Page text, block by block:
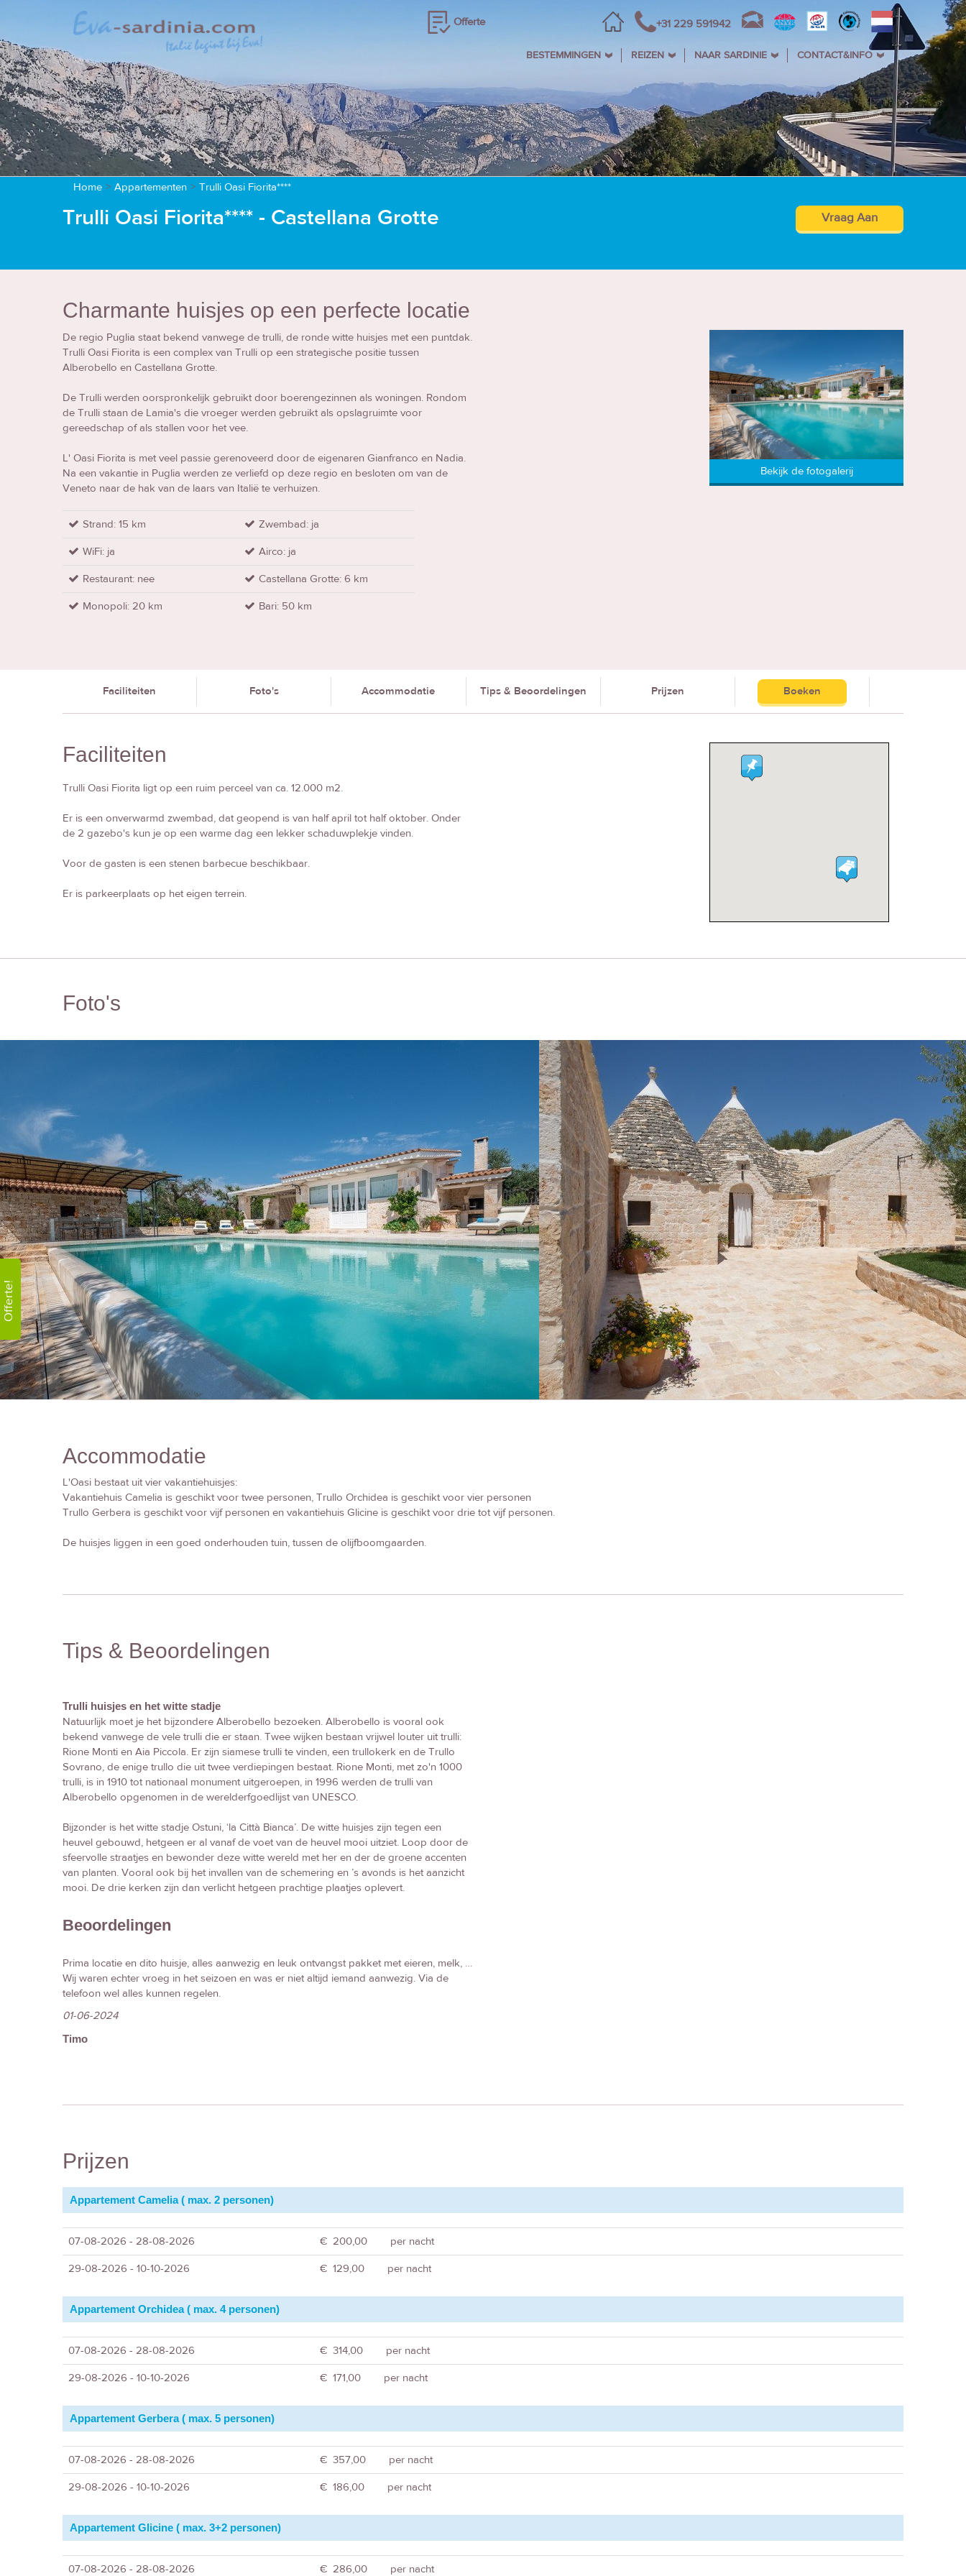
Offerte!
Offerte +31 229 591942
BESTEMMINGEN REIZEN NAAR SARDINIE CONTACT&INFO
Trulli Oasi Fiorita**** - Castellana Grotte Vraag Aan
Home > Appartementen > Trulli Oasi Fiorita****
Charmante huisjes op een perfecte locatie
De regio Puglia staat bekend vanwege de trulli, de ronde witte huisjes met een puntdak.
Trulli Oasi Fiorita is een complex van Trulli op een strategische positie tussen
Alberobello en Castellana Grotte.
De Trulli werden oorspronkelijk gebruikt door boerengezinnen als woningen. Rondom
de Trulli staan de Lamia's die vroeger werden gebruikt als opslagruimte voor
gereedschap of als stallen voor het vee.
L' Oasi Fiorita is met veel passie gerenoveerd door de eigenaren Gianfranco en Nadia.
Na een vakantie in Puglia werden ze verliefd op deze regio en besloten om van de
Veneto naar de hak van de laars van Italië te verhuizen.
Strand: 15 km
Zwembad: ja
WiFi: ja
Airco: ja
Restaurant: nee
Castellana Grotte: 6 km
Monopoli: 20 km
Bari: 50 km
Bekijk de fotogalerij
Faciliteiten Foto's Accommodatie Tips & Beoordelingen Prijzen Boeken
Faciliteiten
Trulli Oasi Fiorita ligt op een ruim perceel van ca. 12.000 m2.
Er is een onverwarmd zwembad, dat geopend is van half april tot half oktober. Onder
de 2 gazebo's kun je op een warme dag een lekker schaduwplekje vinden.
Voor de gasten is een stenen barbecue beschikbaar.
Er is parkeerplaats op het eigen terrein.
Foto's
Accommodatie
L'Oasi bestaat uit vier vakantiehuisjes:
Vakantiehuis Camelia is geschikt voor twee personen, Trullo Orchidea is geschikt voor vier personen
Trullo Gerbera is geschikt voor vijf personen en vakantiehuis Glicine is geschikt voor drie tot vijf personen.
De huisjes liggen in een goed onderhouden tuin, tussen de olijfboomgaarden.
Tips & Beoordelingen
Trulli huisjes en het witte stadje
Natuurlijk moet je het bijzondere Alberobello bezoeken. Alberobello is vooral ook
bekend vanwege de vele trulli die er staan. Twee wijken bestaan vrijwel louter uit trulli:
Rione Monti en Aia Piccola. Er zijn siamese trulli te vinden, een trullokerk en de Trullo
Sovrano, de enige trullo die uit twee verdiepingen bestaat. Rione Monti, met zo'n 1000
trulli, is in 1910 tot nationaal monument uitgeroepen, in 1996 werden de trulli van
Alberobello opgenomen in de werelderfgoedlijst van UNESCO.
Bijzonder is het witte stadje Ostuni, ‘la Città Bianca’. De witte huisjes zijn tegen een
heuvel gebouwd, hetgeen er al vanaf de voet van de heuvel mooi uitziet. Loop door de
sfeervolle straatjes en bewonder deze witte wereld met her en der de groene accenten
van planten. Vooral ook bij het invallen van de schemering en ’s avonds is het aanzicht
mooi. De drie kerken zijn dan verlicht hetgeen prachtige plaatjes oplevert.
Beoordelingen
Prima locatie en dito huisje, alles aanwezig en leuk ontvangst pakket met eieren, melk, …
Wij waren echter vroeg in het seizoen en was er niet altijd iemand aanwezig. Via de
telefoon wel alles kunnen regelen.
01-06-2024
Timo
Prijzen
Appartement Camelia ( max. 2 personen)
07-08-2026 - 28-08-2026 € 200,00
per nacht
29-08-2026 - 10-10-2026
€ 129,00 per nacht
Appartement Orchidea ( max. 4 personen)
07-08-2026 - 28-08-2026 € 314,00
per nacht
29-08-2026 - 10-10-2026
€ 171,00 per nacht
Appartement Gerbera ( max. 5 personen)
07-08-2026 - 28-08-2026 € 357,00
per nacht
29-08-2026 - 10-10-2026
€ 186,00 per nacht
Appartement Glicine ( max. 3+2 personen)
07-08-2026 - 28-08-2026 € 286,00 per nacht